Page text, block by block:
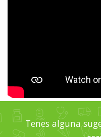
Tenes alguna